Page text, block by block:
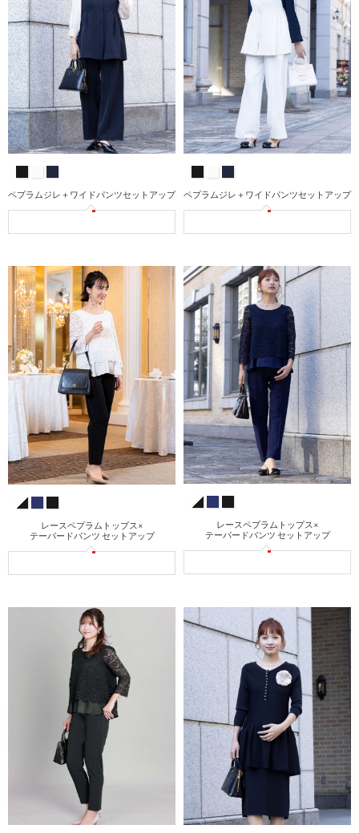
ペプラムジレ＋ワイドパンツセットアップ ペプラムジレ＋ワイドパンツセットアップ
レースペプラムトップス×
テーパードパンツ セットアップ
レースペプラムトップス×
テーパードパンツ セットアップ